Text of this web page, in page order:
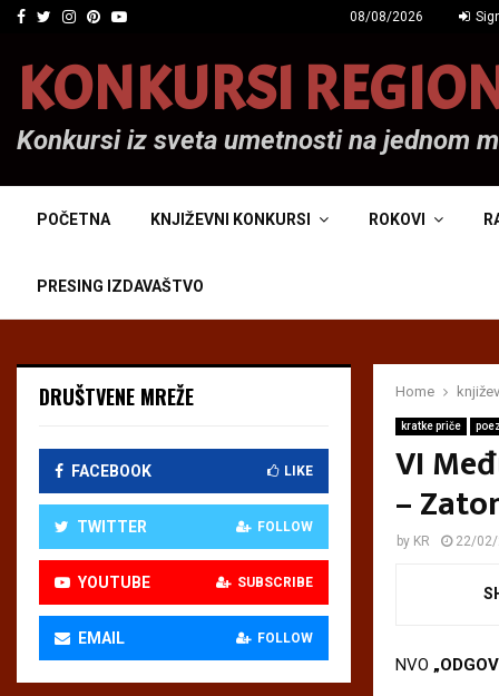
Facebook
Twitter
Instagram
Pinterest
Youtube 08/08/2026
KONKURSI
Konkursi iz sveta umetnosti na jednom
POČETNA KNJIŽEVNI KONKURSI ROKOVI
PRESING IZDAVAŠTVO
Home
kratke priče
VI
–
by KR 22/
NVO
DRUŠTVENE MREŽE
FACEBOOK LIKE
TWITTER FOLLOW
YOUTUBE SUBSCRIBE
EMAIL FOLLOW